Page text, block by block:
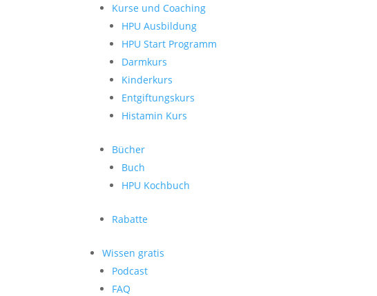
Kurse und Coaching
HPU Ausbildung
HPU Start Programm
Darmkurs
Kinderkurs
Entgiftungskurs
Histamin Kurs
Bücher
Buch
HPU Kochbuch
Rabatte
Wissen gratis
Podcast
FAQ